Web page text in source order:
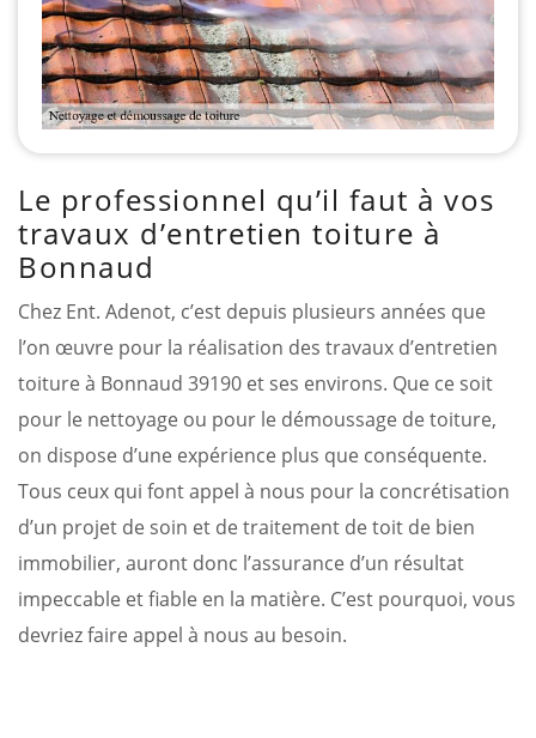
Le professionnel qu’il faut à vos
travaux d’entretien toiture à
Bonnaud
Chez Ent. Adenot, c’est depuis plusieurs années que
l’on œuvre pour la réalisation des travaux d’entretien
toiture à Bonnaud 39190 et ses environs. Que ce soit
pour le nettoyage ou pour le démoussage de toiture,
on dispose d’une expérience plus que conséquente.
Tous ceux qui font appel à nous pour la concrétisation
d’un projet de soin et de traitement de toit de bien
immobilier, auront donc l’assurance d’un résultat
impeccable et fiable en la matière. C’est pourquoi, vous
devriez faire appel à nous au besoin.